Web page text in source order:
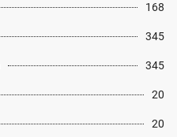
168
345
345
20
20